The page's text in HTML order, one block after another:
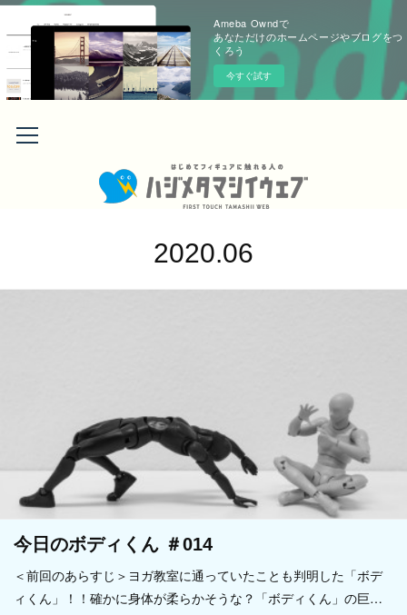
Ameba Owndで
あなただけのホームページやブログをつ
くろう
今すぐ試す
2020.06
今日のボディくん ＃014
＜前回のあらすじ＞ヨガ教室に通っていたことも判明した「ボデ
ィくん」！！確かに身体が柔らかそうな？「ボディくん」の巨…